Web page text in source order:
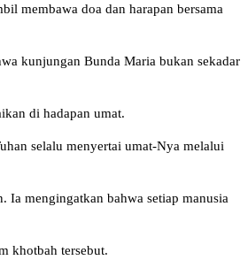
membawa doa dan harapan bersama
kunjungan Bunda Maria bukan sekadar
di hadapan umat.
selalu menyertai umat-Nya melalui
Ia mengingatkan bahwa setiap manusia
khotbah tersebut.